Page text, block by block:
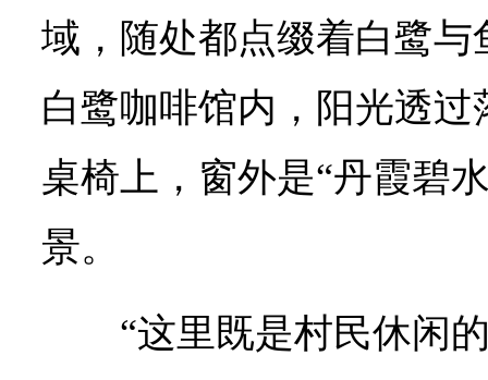
域，随处都点缀着白鹭
白鹭咖啡馆内，阳光透
桌椅上，窗外是“丹霞碧
景。
“这里既是村民休闲